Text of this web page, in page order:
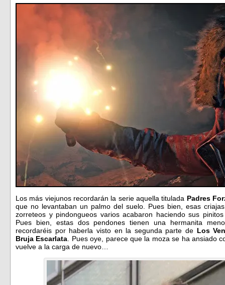
Los más viejunos recordarán la serie aquella titulada Padres
que no levantaban un palmo del suelo. Pues bien, esas
zorreteos y pindongueos varios acabaron haciendo sus
Pues bien, estas dos pendones tienen una hermanita
recordaréis por haberla visto en la segunda parte de Los
Bruja Escarlata . Pues oye, parece que la moza se ha ansiado
vuelve a la carga de nuevo…